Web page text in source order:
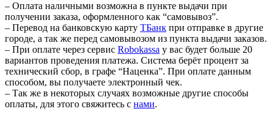
– Оплата наличными возможна в пункте выдачи при
получении заказа, оформленного как “самовывоз”.
– Перевод на банковскую карту TБанк при отправке в другие
городе, а так же перед самовывозом из пункта выдачи заказов.
– При оплате через сервис Robokassa у вас будет больше 20
вариантов проведения платежа. Система берёт процент за
технический сбор, в графе “Наценка”. При оплате данным
способом, вы получаете электронный чек.
– Так же в некоторых случаях возможные другие способы
оплаты, для этого свяжитесь с нами.